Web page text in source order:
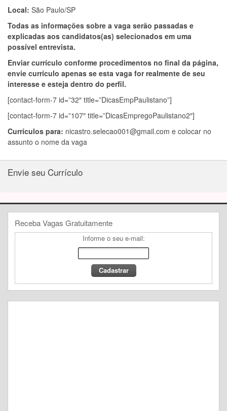
Local: São Paulo/SP
Todas as informações sobre a vaga serão passadas e
explicadas aos candidatos(as) selecionados em uma
possível entrevista.
Enviar currículo conforme procedimentos no final da página,
envie currículo apenas se esta vaga for realmente de seu
interesse e esteja dentro do perfil.
[contact-form-7 id=”32″ title=”DicasEmpPaulistano”]
[contact-form-7 id=”107″ title=”DicasEmpregoPaulistano2″]
Currículos para: nicastro.selecao001@gmail.com e colocar no
assunto o nome da vaga
Envie seu Currículo
Receba Vagas Gratuitamente
Informe o seu e-mail: